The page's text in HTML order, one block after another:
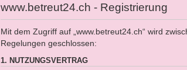
www.betreut24.ch - Registrierung
Mit dem Zugriff auf „www.betreut24.ch“ wird
Regelungen geschlossen:
1. NUTZUNGSVERTRAG